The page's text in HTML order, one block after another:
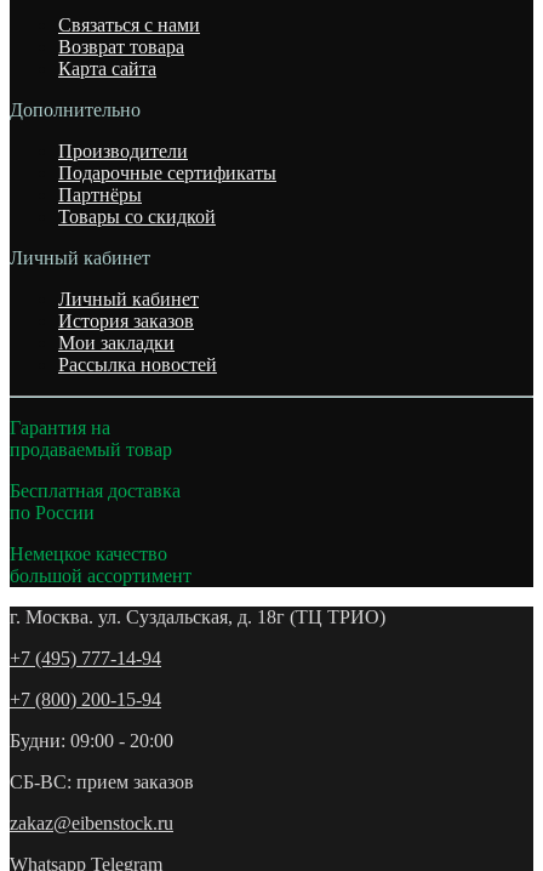
Связаться с нами
Возврат товара
Карта сайта
Дополнительно
Производители
Подарочные сертификаты
Партнёры
Товары со скидкой
Личный кабинет
Личный кабинет
История заказов
Мои закладки
Рассылка новостей
Гарантия на
продаваемый товар
Бесплатная доставка
по России
Немецкое качество
большой ассортимент
г. Москва. ул. Суздальская, д. 18г (ТЦ ТРИО)
+7 (495) 777-14-94
+7 (800) 200-15-94
Будни: 09:00 - 20:00
СБ-ВС: прием заказов
zakaz@eibenstock.ru
Whatsapp Telegram